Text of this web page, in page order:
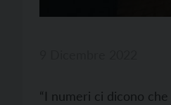
“I numeri ci dicono che